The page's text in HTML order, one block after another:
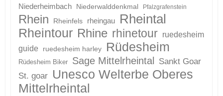
Niederheimbach Niederwalddenkmal Pfalzgrafenstein
Rhein Rheinfels rheingau
Rheintal
Rheintour Rhine rhinetour ruedesheim
guide
ruedesheim harley Rüdesheim
Rüdesheim Biker Sage Mittelrheintal Sankt Goar
St. goar Unesco Welterbe Oberes
Mittelrheintal